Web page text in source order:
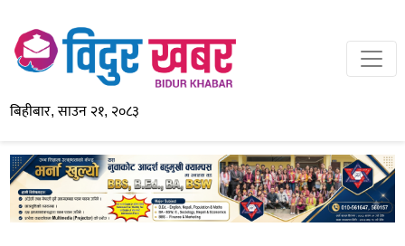
बिहीबार, साउन २१, २०८३